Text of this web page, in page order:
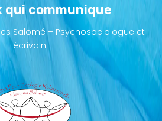
qui communique
Salomé – Psychosociologue et
écrivain